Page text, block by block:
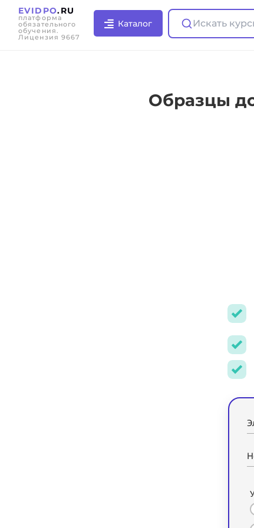
EVIDPO.RU
платформа
обязательного
обучения.
Лицензия 9667
Каталог Искать
Образцы